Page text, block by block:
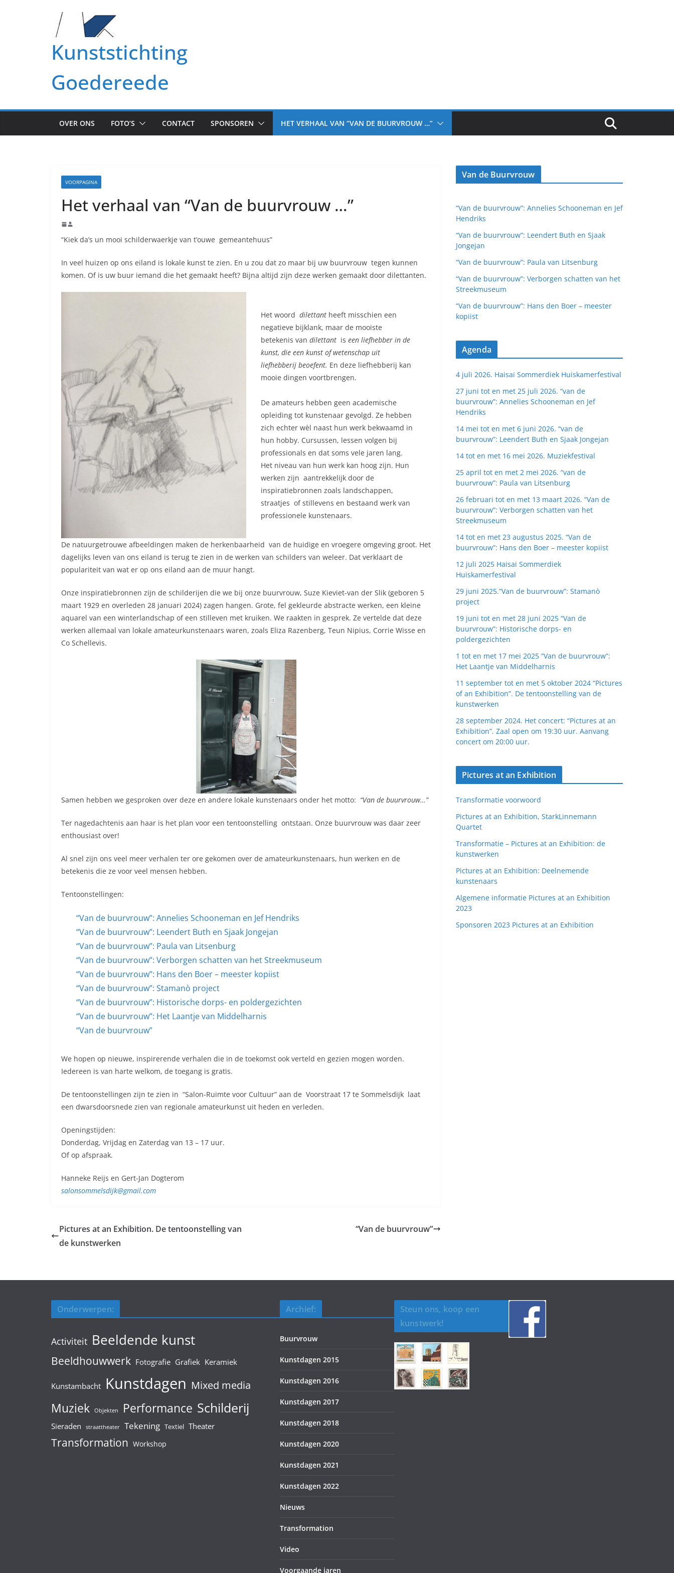
Kunststichting
Goedereede
OVER ONS FOTO’S CONTACT SPONSOREN HET VERHAAL VAN “VAN DE BUURVROUW …”
VOORPAGINA
Het verhaal van “Van de buurvrouw …”
“Kiek da’s un mooi schilderwaerkje van t’ouwe gemeantehuus”
In veel huizen op ons eiland is lokale kunst te zien. En u zou dat zo maar bij uw buurvrouw tegen kunnen
komen. Of is uw buur iemand die het gemaakt heeft? Bijna altijd zijn deze werken gemaakt door dilettanten.
Het woord dilettant heeft misschien een
negatieve bijklank, maar de mooiste
betekenis van dilettantis een liefhebber in de
kunst, die een kunst of wetenschap uit
liefhebberij beoefent. En deze liefhebberij kan
mooie dingen voortbrengen.
De amateurs hebben geen academische
opleiding tot kunstenaar gevolgd. Ze hebben
zich echter wèl naast hun werk bekwaamd in
hun hobby. Cursussen, lessen volgen bij
professionals en dat soms vele jaren lang.
Het niveau van hun werk kan hoog zijn. Hun
werken zijn aantrekkelijk door de
inspiratiebronnen zoals landschappen,
straatjes of stillevens en bestaand werk van
professionele kunstenaars.
De natuurgetrouwe afbeeldingen maken de herkenbaarheid van de huidige en vroegere omgeving groot. Het
dagelijks leven van ons eiland is terug te zien in de werken van schilders van weleer. Dat verklaart de
populariteit van wat er op ons eiland aan de muur hangt.
Onze inspiratiebronnen zijn de schilderijen die we bij onze buurvrouw, Suze Kieviet-van der Slik (geboren 5
maart 1929 en overleden 28 januari 2024) zagen hangen. Grote, fel gekleurde abstracte werken, een kleine
aquarel van een winterlandschap of een stilleven met kruiken. We raakten in gesprek. Ze vertelde dat deze
werken allemaal van lokale amateurkunstenaars waren, zoals Eliza Razenberg, Teun Nipius, Corrie Wisse en
Co Schellevis.
Samen hebben we gesproken over deze en andere lokale kunstenaars onder het motto: “Van de buurvrouw…”
Ter nagedachtenis aan haar is het plan voor een tentoonstelling ontstaan. Onze buurvrouw was daar zeer
enthousiast over!
Al snel zijn ons veel meer verhalen ter ore gekomen over de amateurkunstenaars, hun werken en de
betekenis die ze voor veel mensen hebben.
Tentoonstellingen:
“Van de buurvrouw”: Annelies Schooneman en Jef Hendriks
“Van de buurvrouw”: Leendert Buth en Sjaak Jongejan
“Van de buurvrouw”: Paula van Litsenburg
“Van de buurvrouw”: Verborgen schatten van het Streekmuseum
“Van de buurvrouw”: Hans den Boer – meester kopiist
“Van de buurvrouw”: Stamanò project
“Van de buurvrouw”: Historische dorps- en poldergezichten
“Van de buurvrouw”: Het Laantje van Middelharnis
“Van de buurvrouw”
We hopen op nieuwe, inspirerende verhalen die in de toekomst ook verteld en gezien mogen worden.
Iedereen is van harte welkom, de toegang is gratis.
De tentoonstellingen zijn te zien in “Salon-Ruimte voor Cultuur” aan de Voorstraat 17 te Sommelsdijk laat
een dwarsdoorsnede zien van regionale amateurkunst uit heden en verleden.
Openingstijden:
Donderdag, Vrijdag en Zaterdag van 13 – 17 uur.
Of op afspraak.
Hanneke Reijs en Gert-Jan Dogterom
salonsommelsdijk@gmail.com
Pictures at an Exhibition. De tentoonstelling van
de kunstwerken
“Van de buurvrouw”
Van de Buurvrouw
“Van de buurvrouw”: Annelies Schooneman en Jef
Hendriks
“Van de buurvrouw”: Leendert Buth en Sjaak
Jongejan
“Van de buurvrouw”: Paula van Litsenburg
“Van de buurvrouw”: Verborgen schatten van het
Streekmuseum
“Van de buurvrouw”: Hans den Boer – meester
kopiist
Agenda
4 juli 2026. Haisai Sommerdiek Huiskamerfestival
27 juni tot en met 25 juli 2026. “van de
buurvrouw”: Annelies Schooneman en Jef
Hendriks
14 mei tot en met 6 juni 2026. “van de
buurvrouw”: Leendert Buth en Sjaak Jongejan
14 tot en met 16 mei 2026. Muziekfestival
25 april tot en met 2 mei 2026. “van de
buurvrouw”: Paula van Litsenburg
26 februari tot en met 13 maart 2026. “Van de
buurvrouw”: Verborgen schatten van het
Streekmuseum
14 tot en met 23 augustus 2025. “Van de
buurvrouw”: Hans den Boer – meester kopiist
12 juli 2025 Haisai Sommerdiek
Huiskamerfestival
29 juni 2025.”Van de buurvrouw”: Stamanò
project
19 juni tot en met 28 juni 2025 “Van de
buurvrouw”: Historische dorps- en
poldergezichten
1 tot en met 17 mei 2025 “Van de buurvrouw”:
Het Laantje van Middelharnis
11 september tot en met 5 oktober 2024 “Pictures
of an Exhibition”. De tentoonstelling van de
kunstwerken
28 september 2024. Het concert: “Pictures at an
Exhibition”. Zaal open om 19:30 uur. Aanvang
concert om 20:00 uur.
Pictures at an Exhibition
Transformatie voorwoord
Pictures at an Exhibition, StarkLinnemann
Quartet
Transformatie – Pictures at an Exhibition: de
kunstwerken
Pictures at an Exhibition: Deelnemende
kunstenaars
Algemene informatie Pictures at an Exhibition
2023
Sponsoren 2023 Pictures at an Exhibition
Onderwerpen:
Activiteit Beeldende kunst
Beeldhouwwerk Fotografie Grafiek Keramiek
Kunstambacht Kunstdagen Mixed media
Muziek Objekten Performance Schilderij
Sieraden straattheater Tekening Textiel Theater
Transformation Workshop
Archief:
Buurvrouw
Kunstdagen 2015
Kunstdagen 2016
Kunstdagen 2017
Kunstdagen 2018
Kunstdagen 2020
Kunstdagen 2021
Kunstdagen 2022
Nieuws
Transformation
Video
Voorgaande jaren
Steun ons, koop een
kunstwerk!